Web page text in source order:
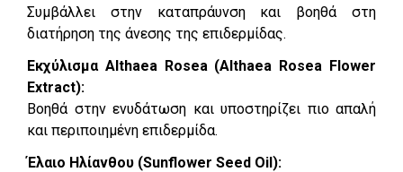
Συμβάλλει στην καταπράυνση και βοηθά στη
διατήρηση της άνεσης της επιδερμίδας.
Εκχύλισμα Althaea Rosea (Althaea Rosea Flower
Extract):
Βοηθά στην ενυδάτωση και υποστηρίζει πιο απαλή
και περιποιημένη επιδερμίδα.
Έλαιο Ηλίανθου (Sunflower Seed Oil):